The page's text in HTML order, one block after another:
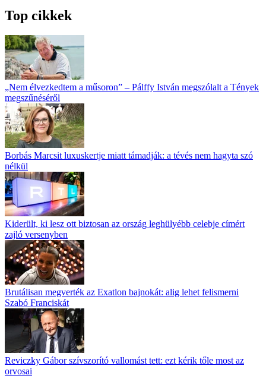
Top cikkek
„Nem élvezkedtem a műsoron” – Pálffy István megszólalt a Tények
megszűnéséről
Borbás Marcsit luxuskertje miatt támadják: a tévés nem hagyta szó
nélkül
Kiderült, ki lesz ott biztosan az ország leghülyébb celebje címért
zajló versenyben
Brutálisan megverték az Exatlon bajnokát: alig lehet felismerni
Szabó Franciskát
Reviczky Gábor szívszorító vallomást tett: ezt kérik tőle most az
orvosai